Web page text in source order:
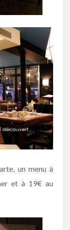
un menu à
et à 19€ au